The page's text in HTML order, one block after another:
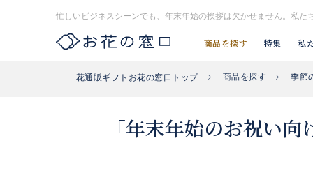
忙しいビジネスシーンでも、年末年始の挨拶は欠かせません。私
商品を探す 特集 私
お探し#タグはコチラ▶︎ #入社式 #開店祝い花 #開業祝い花
花通販ギフトお花の窓口トップ 商品を探す 季節
「年末年始のお祝い